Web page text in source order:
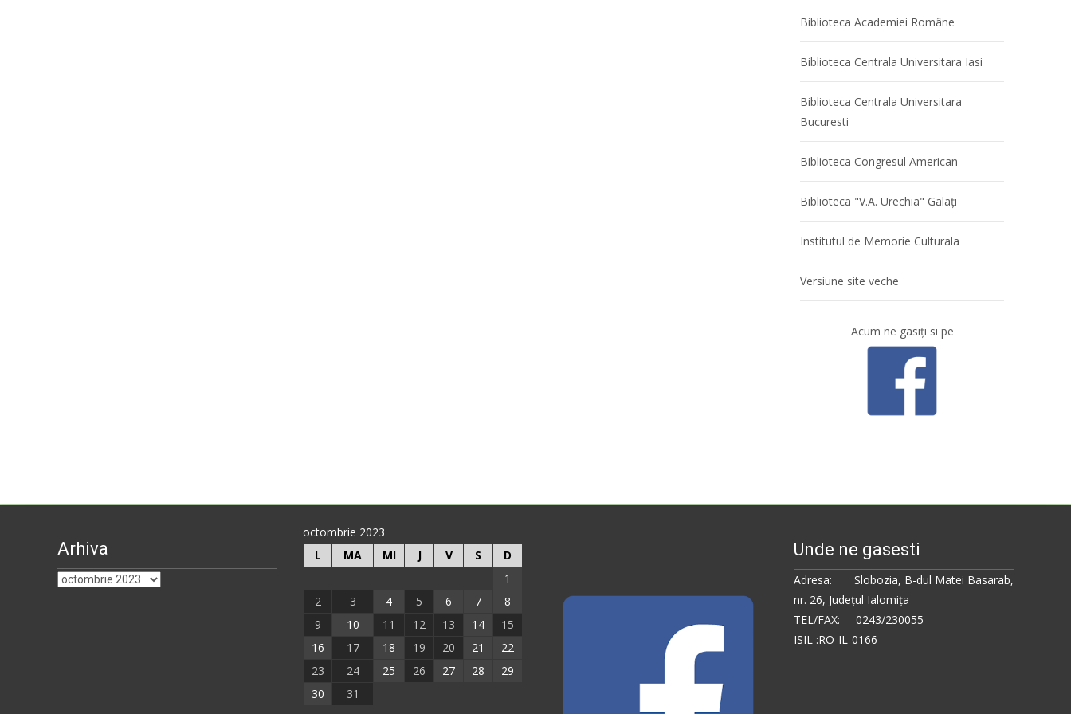
Biblioteca Academiei Române
Biblioteca Centrala Universitara Iasi
Biblioteca Centrala Universitara
Bucuresti
Biblioteca Congresul American
Biblioteca "V.A. Urechia" Galaţi
Institutul de Memorie Culturala
Versiune site veche
Acum ne gasiţi si pe
Arhiva
Arhiva
octombrie 2023
L
MA MI J V S
D
1
2
3 4 5 6 7
8
9
10 11 12 13 14
15
16
17 18 19 20 21
22
23
24 25 26 27 28
29
30
31
Unde ne gasesti
Adresa: Slobozia, B-dul Matei Basarab,
nr. 26, Judeţul Ialomiţa
TEL/FAX: 0243/230055
ISIL :RO-IL-0166